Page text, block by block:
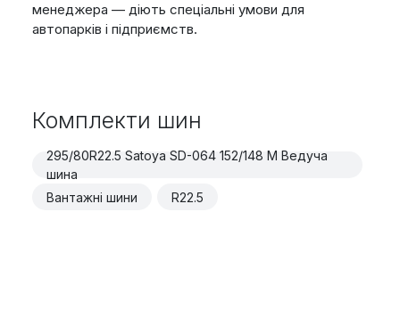
менеджера — діють спеціальні умови для
автопарків і підприємств.
Комплекти шин
295/80R22.5 Satoya SD-064 152/148 M Ведуча
шина
Вантажні шини
R22.5